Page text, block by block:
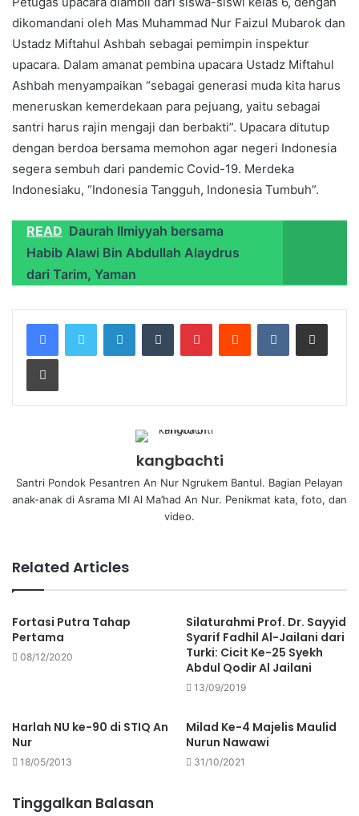
dikomandani oleh Mas Muhammad Nur Faizul Mubarok dan
Ustadz Miftahul Ashbah sebagai pemimpin inspektur
upacara. Dalam amanat pembina upacara Ustadz Miftahul
Ashbah menyampaikan “sebagai generasi muda kita harus
meneruskan kemerdekaan para pejuang, yaitu sebagai
santri harus rajin mengaji dan berbakti”. Upacara ditutup
dengan berdoa bersama memohon agar negeri Indonesia
segera sembuh dari pandemic Covid-19. Merdeka
Indonesiaku, “Indonesia Tangguh, Indonesia Tumbuh”.
READ Daurah Ilmiyyah bersama
Habib Alawi Bin Abdullah Alaydrus
dari Tarim, Yaman
kangbachti
Santri Pondok Pesantren An Nur Ngrukem Bantul. Bagian Pelayan
anak-anak di Asrama MI Al Ma’had An Nur. Penikmat kata, foto, dan
video.
Related Articles
Fortasi Putra Tahap
Pertama
08/12/2020
Silaturahmi Prof. Dr. Sayyid
Syarif Fadhil Al-Jailani dari
Turki: Cicit Ke-25 Syekh
Abdul Qodir Al Jailani
13/09/2019
Harlah NU ke-90 di STIQ An
Nur
18/05/2013
Milad Ke-4 Majelis Maulid
Nurun Nawawi
31/10/2021
Tinggalkan Balasan